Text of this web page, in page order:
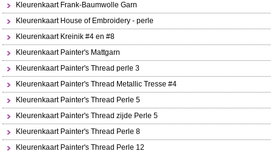
Kleurenkaart Frank-Baumwolle Garn
Kleurenkaart House of Embroidery - perle
Kleurenkaart Kreinik #4 en #8
Kleurenkaart Painter's Mattgarn
Kleurenkaart Painter's Thread perle 3
Kleurenkaart Painter's Thread Metallic Tresse #4
Kleurenkaart Painter's Thread Perle 5
Kleurenkaart Painter's Thread zijde Perle 5
Kleurenkaart Painter's Thread Perle 8
Kleurenkaart Painter's Thread Perle 12